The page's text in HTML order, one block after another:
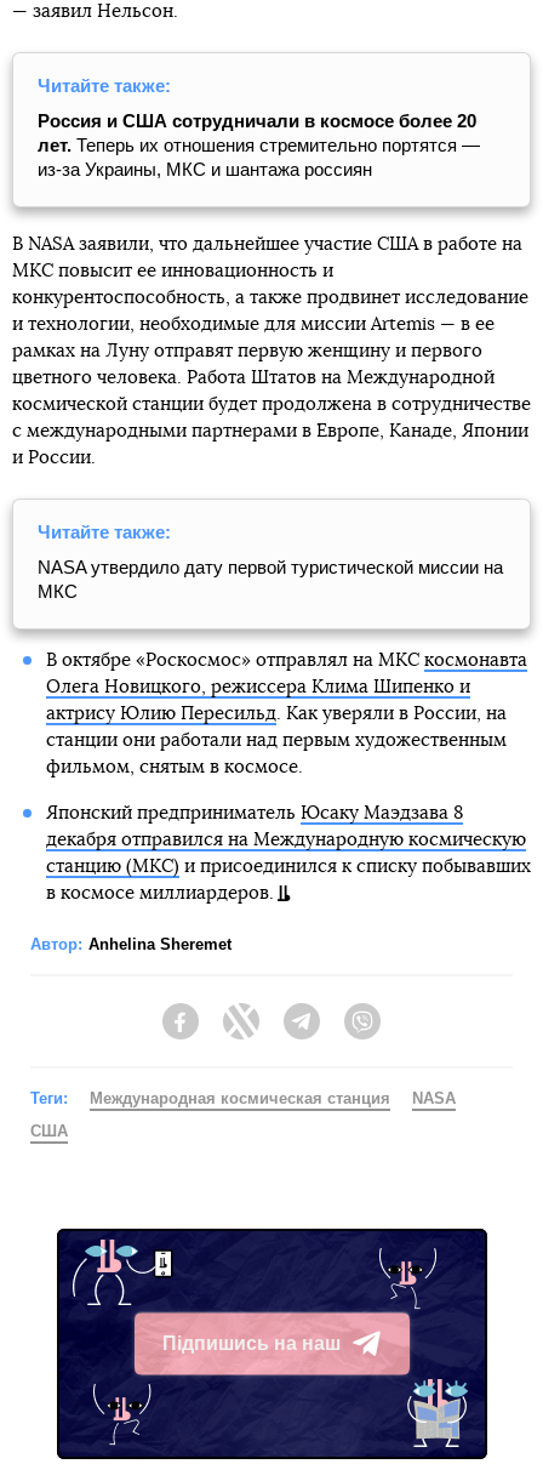
— заявил Нельсон.
Читайте также:
Россия и США сотрудничали в космосе более 20
лет. Теперь их отношения стремительно портятся —
из-за Украины, МКС и шантажа россиян
В NASA заявили, что дальнейшее участие США в работе на
МКС повысит ее инновационность и
конкурентоспособность, а также продвинет исследование
и технологии, необходимые для миссии Artemis — в ее
рамках на Луну отправят первую женщину и первого
цветного человека. Работа Штатов на Международной
космической станции будет продолжена в сотрудничестве
с международными партнерами в Европе, Канаде, Японии
и России.
Читайте также:
NASA утвердило дату первой туристической миссии на
МКС
В октябре «Роскосмос» отправлял на МКС космонавта
Олега Новицкого, режиссера Клима Шипенко и
актрису Юлию Пересильд. Как уверяли в России, на
станции они работали над первым художественным
фильмом, снятым в космосе.
Японский предприниматель Юсаку Маэдзава 8
декабря отправился на Международную космическую
станцию (МКС) и присоединился к списку побывавших
в космосе миллиардеров.
Автор: Anhelina Sheremet
FacebookTwitter Telegram
Теги: Международная космическая станция
NASA
США
Підпишись на наш
Telegram